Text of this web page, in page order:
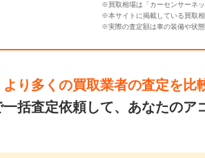
※買取相場は「カーセンサーネ
※本サイトに掲載している買取
※実際の査定額は車の装備や状態
より多くの買取業者の査定を比
括査定依頼して、あなたのア